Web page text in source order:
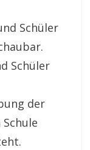
Schüler
Schüler
der